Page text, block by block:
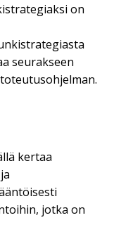
on
seurakseen
kertaa
jotka on